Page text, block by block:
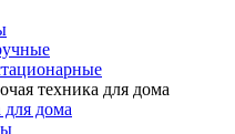
техника для дома
для дома